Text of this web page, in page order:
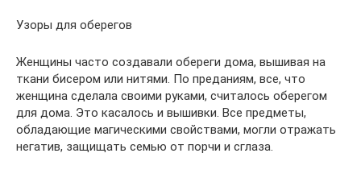
Узоры для оберегов
Женщины часто создавали обереги дома, вышивая на
ткани бисером или нитями. По преданиям, все, что
женщина сделала своими руками, считалось оберегом
для дома. Это касалось и вышивки. Все предметы,
обладающие магическими свойствами, могли отражать
негатив, защищать семью от порчи и сглаза.